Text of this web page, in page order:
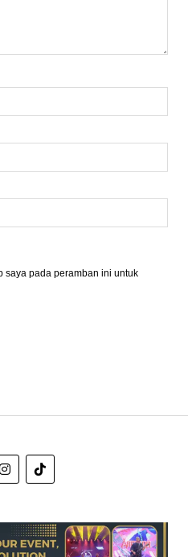
saya pada peramban ini untuk